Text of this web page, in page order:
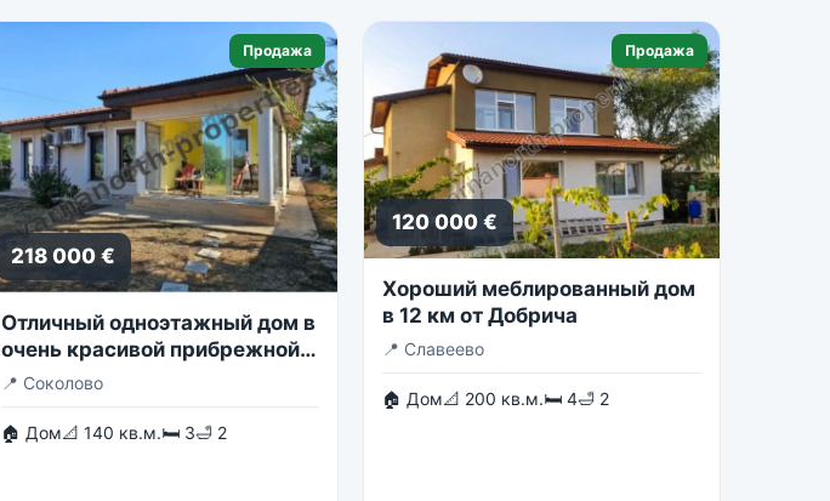
Продажа
218 000 €
Отличный одноэтажный дом в
очень красивой прибрежной
деревне.
📍 Соколово
🏠 Дом📐 140 кв.м.🛏 3🛁 2
Продажа
120 000 €
Хороший меблированный дом
в 12 км от Добрича
📍 Славеево
🏠 Дом📐 200 кв.м.🛏 4🛁 2